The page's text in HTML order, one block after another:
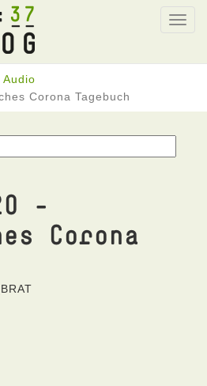
37
Audio
Corona Tagebuch
-
Corona